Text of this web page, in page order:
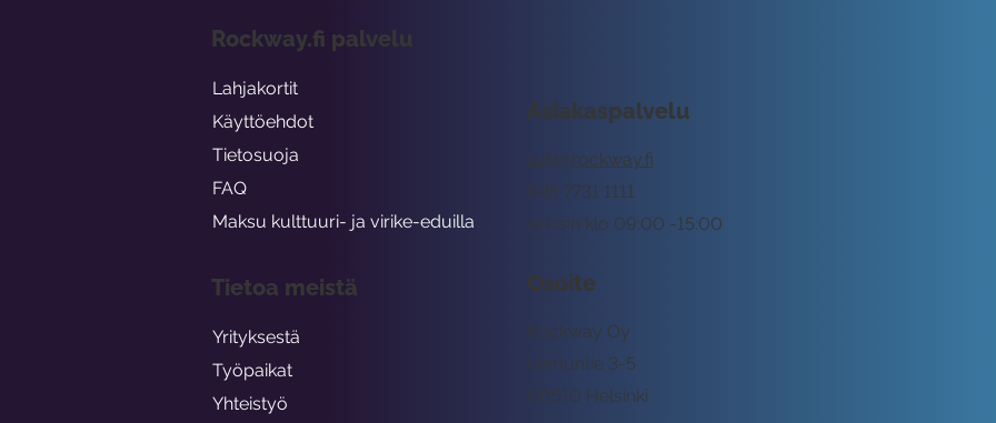
Asiakaspalvelu
tuki@rockway.fi
Arkisin klo 09:00 -15:00
045 7731 1111
Osoite
Rockway Oy
Lemuntie 3-5
00510 Helsinki
Rockway.fi palvelu
Lahjakortit
Käyttöehdot
Tietosuoja
FAQ
Maksu kulttuuri- ja virike-eduilla
Tietoa meistä
Yrityksestä
Työpaikat
Yhteistyö